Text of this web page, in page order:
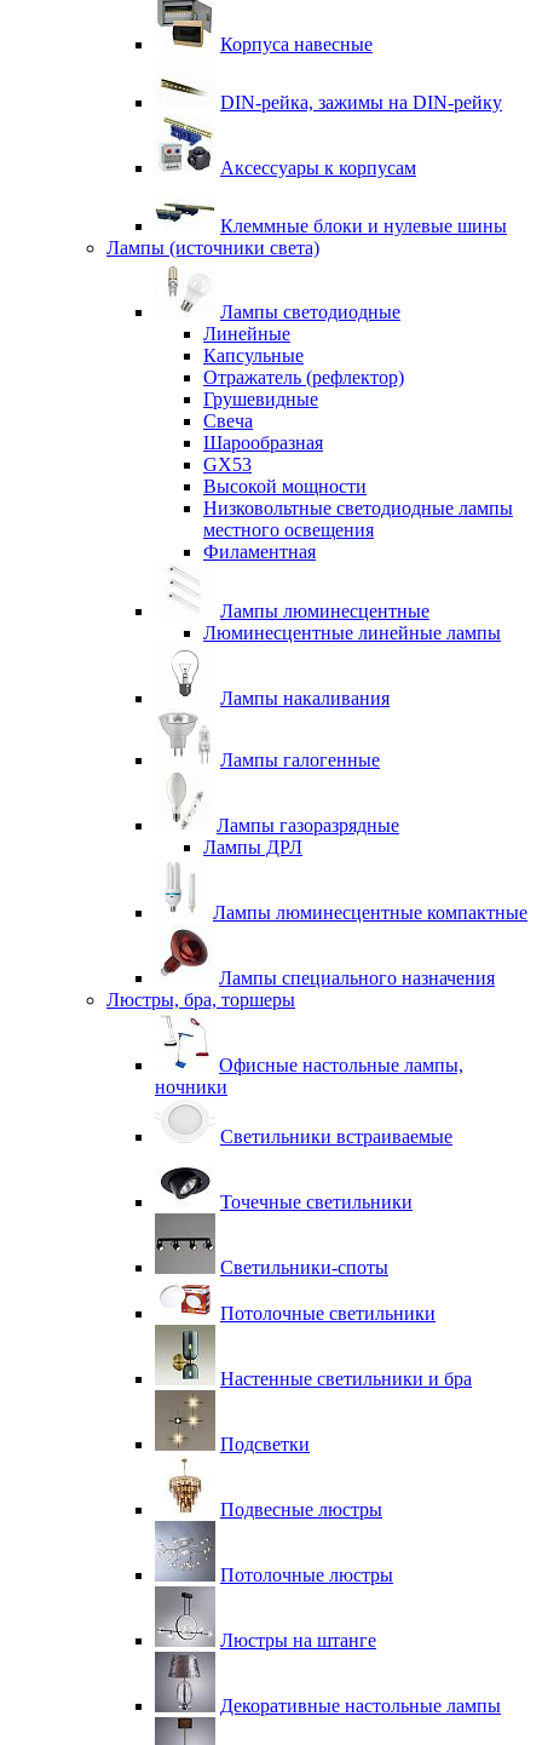
Корпуса навесные
DIN-рейка, зажимы на DIN-рейку
Аксессуары к корпусам
Клеммные блоки и нулевые шины
Лампы (источники света)
Лампы светодиодные
Линейные
Капсульные
Отражатель (рефлектор)
Грушевидные
Свеча
Шарообразная
GX53
Высокой мощности
Низковольтные светодиодные лампы
местного освещения
Филаментная
Лампы люминесцентные
Люминесцентные линейные лампы
Лампы накаливания
Лампы галогенные
Лампы газоразрядные
Лампы ДРЛ
Лампы люминесцентные компактные
Лампы специального назначения
Люстры, бра, торшеры
Офисные настольные лампы,
ночники
Светильники встраиваемые
Точечные светильники
Светильники-споты
Потолочные светильники
Настенные светильники и бра
Подсветки
Подвесные люстры
Потолочные люстры
Люстры на штанге
Декоративные настольные лампы